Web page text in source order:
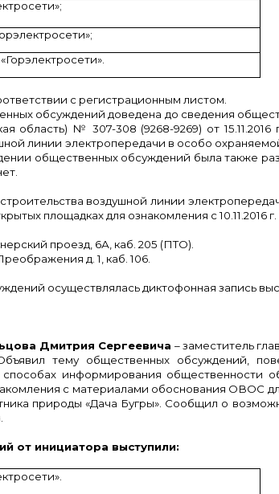
с регистрационным листом.
обсуждений доведена до сведения
область) № 307-308 (9268-9269) от
линии электропередачи в особо
общественных обсуждений была также
воздушной линии
площадках для ознакомления с 10.11.2016 г.
проезд, 6А, каб. 205 (ПТО).
д. 1, каб. 106.
осуществлялась диктофонная запись
Дмитрия Сергеевича – заместитель
тему общественных обсуждений,
информирования общественности
с материалами обоснования ОВОС
природы «Дача Бугры». Сообщил о
от инициатора выступили: